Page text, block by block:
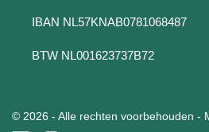
IBAN NL57KNAB0781068487
BTW NL001623737B72
© 2026 - Alle rechten voorbehouden -